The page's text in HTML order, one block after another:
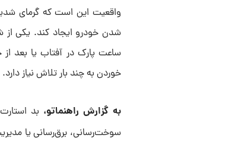
واقعیت این است که گرمای
شدن خودرو ایجاد کند. یکی از
ساعت پارک در آفتاب یا بعد
خوردن به چند بار تلاش نیاز دارد.
به گزارش راهنماتو، بد
سوخت‌رسانی، برق‌رسانی یا